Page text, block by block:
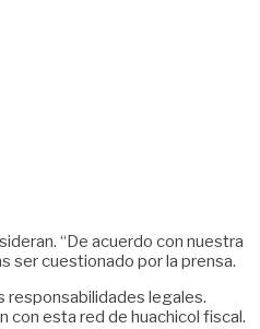
“De acuerdo con nuestra
ser cuestionado por la prensa.
responsabilidades legales.
con esta red de huachicol fiscal.